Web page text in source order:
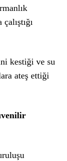
kestiği ve su
ateş ettiği